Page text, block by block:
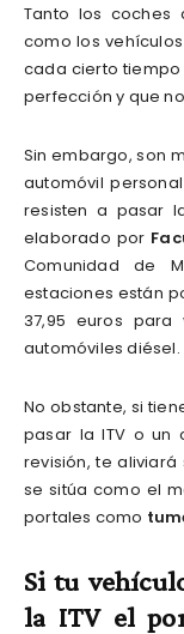
Tanto los coches
como los
cada cierto
perfección y que
Sin embargo, son
automóvil
resisten a pasar
elaborado por
Comunidad de
estaciones están
37,95 euros para
automóviles diésel.
No obstante, si
pasar la ITV o un
revisión, te
se sitúa como el
portales como
Si tu
la ITV el